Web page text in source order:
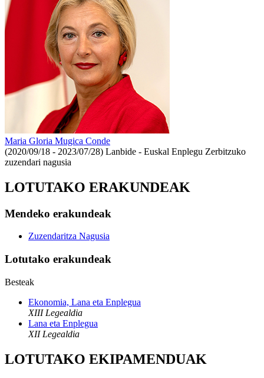
Maria Gloria Mugica Conde
(2020/09/18 - 2023/07/28) Lanbide - Euskal Enplegu Zerbitzuko
zuzendari nagusia
LOTUTAKO ERAKUNDEAK
Mendeko erakundeak
Zuzendaritza Nagusia
Lotutako erakundeak
Besteak
Ekonomia, Lana eta Enplegua
XIII Legealdia
Lana eta Enplegua
XII Legealdia
LOTUTAKO EKIPAMENDUAK